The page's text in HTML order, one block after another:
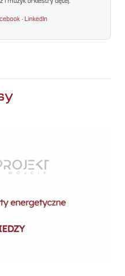
i muzyk orkiestry dętej.
·LinkedIn